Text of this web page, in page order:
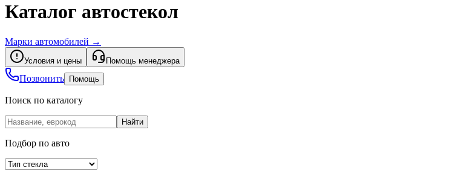
Каталог автостекол
Марки автомобилей →
Условия и цены Помощь менеджера
Позвонить Помощь
Поиск по каталогу
Найти
Подбор по авто